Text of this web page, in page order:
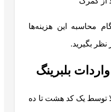
محاسبه این هزینه‌ها
نظر بگیرید.
بلبرینگ
توسط یک کد هشت تا ده